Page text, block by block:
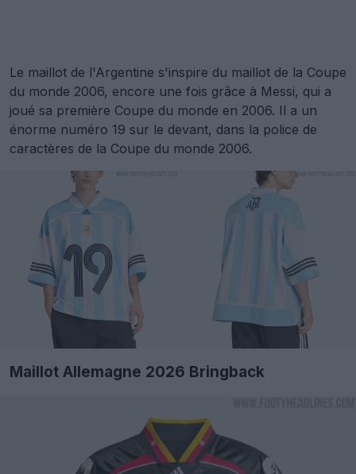
Le maillot de l'Argentine s'inspire du maillot de la Coupe
du monde 2006, encore une fois grâce à Messi, qui a
joué sa première Coupe du monde en 2006. Il a un
énorme numéro 19 sur le devant, dans la police de
caractères de la Coupe du monde 2006.
Maillot Allemagne 2026 Bringback